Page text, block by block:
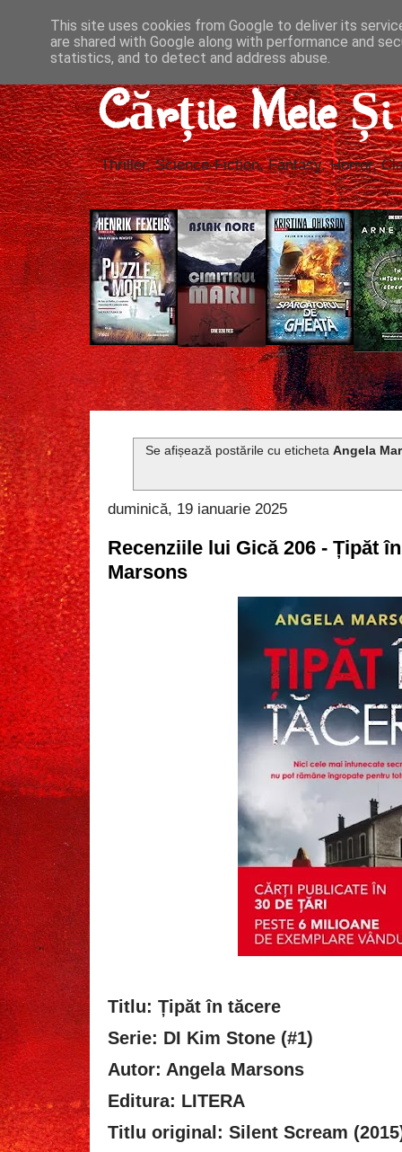
Cărțile Mele
Thriller, Science-Fiction, Fantasy, Horror,
Se afișează postările cu etichetaAngela
duminică, 19 ianuarie 2025
Recenziile lui Gică 206 - Țipăt
Marsons
Titlu: Țipăt în tăcere
Serie: DI Kim Stone (#1)
Autor: Angela Marsons
Editura: LITERA
Titlu original: Silent Scream
This site uses cookies from Google to deliver its
are shared with Google along with performance and
statistics, and to detect and address abuse.